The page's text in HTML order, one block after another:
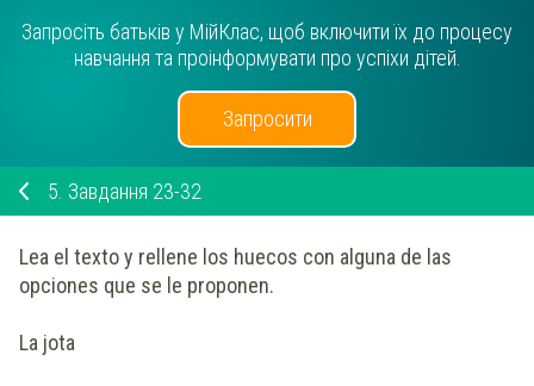
Запросіть батьків у МійКлас, щоб включити їх до процесу
навчання та проінформувати про успіхи дітей.
Запросити
5. Завдання 23-32
Lea el texto y rellene los huecos con alguna de las
opciones que se le proponen.
La jota